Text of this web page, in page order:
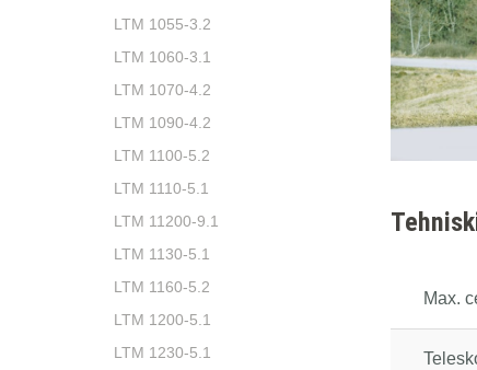
LTM 1055-3.2
LTM 1060-3.1
LTM 1070-4.2
LTM 1090-4.2
LTM 1100-5.2
LTM 1110-5.1
LTM 11200-9.1
LTM 1130-5.1
LTM 1160-5.2
LTM 1200-5.1
LTM 1230-5.1
Max.